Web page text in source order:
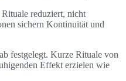
reduziert, nicht
sichern Kontinuität und
festgelegt. Kurze Rituale von
Effekt erzielen wie